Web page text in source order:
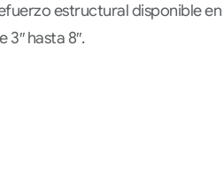
estructural disponible en
hasta 8″.